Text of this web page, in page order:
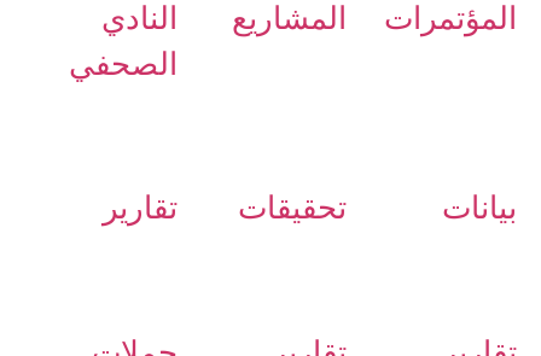
المؤتمرات المشاريع
النادي
الصحفي
بيانات تحقيقات تقارير